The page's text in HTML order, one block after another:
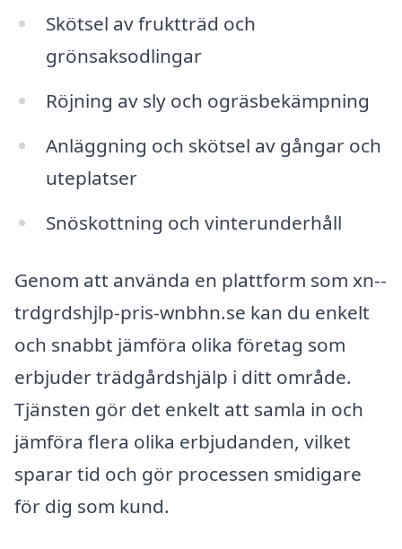
Skötsel av fruktträd och
grönsaksodlingar
Röjning av sly och ogräsbekämpning
Anläggning och skötsel av gångar och
uteplatser
Snöskottning och vinterunderhåll
Genom att använda en plattform som xn--
trdgrdshjlp-pris-wnbhn.se kan du enkelt
och snabbt jämföra olika företag som
erbjuder trädgårdshjälp i ditt område.
Tjänsten gör det enkelt att samla in och
jämföra flera olika erbjudanden, vilket
sparar tid och gör processen smidigare
för dig som kund.